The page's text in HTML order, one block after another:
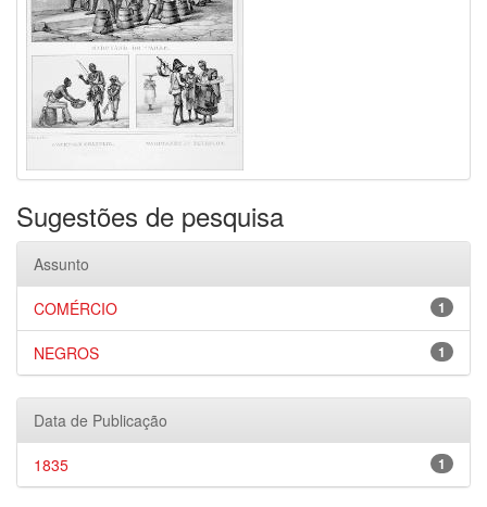
Sugestões de pesquisa
Assunto
1
COMÉRCIO
1
NEGROS
Data de Publicação
1
1835